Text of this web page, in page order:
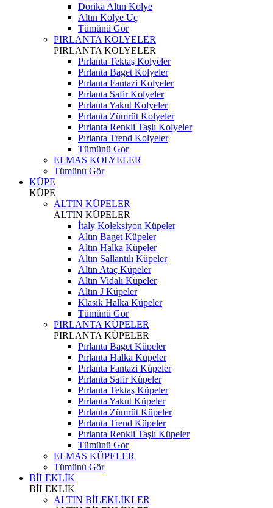
Dorika Altın Kolye
Altın Kolye Uç
Tümünü Gör
PIRLANTA KOLYELER
PIRLANTA KOLYELER
Pırlanta Tektaş Kolyeler
Pırlanta Baget Kolyeler
Pırlanta Fantazi Kolyeler
Pırlanta Safir Kolyeler
Pırlanta Yakut Kolyeler
Pırlanta Zümrüt Kolyeler
Pırlanta Renkli Taşlı Kolyeler
Pırlanta Trend Kolyeler
Tümünü Gör
ELMAS KOLYELER
Tümünü Gör
KÜPE
KÜPE
ALTIN KÜPELER
ALTIN KÜPELER
İtaly Koleksiyon Küpeler
Altın Baget Küpeler
Altın Halka Küpeler
Altın Sallantılı Küpeler
Altın Ataç Küpeler
Altın Vidalı Küpeler
Altın J Küpeler
Klasik Halka Küpeler
Tümünü Gör
PIRLANTA KÜPELER
PIRLANTA KÜPELER
Pırlanta Baget Küpeler
Pırlanta Halka Küpeler
Pırlanta Fantazi Küpeler
Pırlanta Safir Küpeler
Pırlanta Tektaş Küpeler
Pırlanta Yakut Küpeler
Pırlanta Zümrüt Küpeler
Pırlanta Trend Küpeler
Pırlanta Renkli Taşlı Küpeler
Tümünü Gör
ELMAS KÜPELER
Tümünü Gör
BİLEKLİK
BİLEKLİK
ALTIN BİLEKLİKLER